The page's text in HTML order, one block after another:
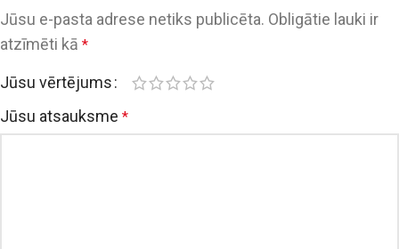
Jūsu e-pasta adrese netiks publicēta. Obligātie lauki ir
atzīmēti kā *
Jūsu vērtējums
Jūsu atsauksme *